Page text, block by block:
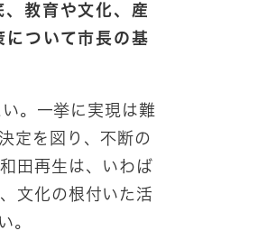
教育や文化、産
ついて市長の基
。一挙に実現は難
定を図り、不断の
田再生は、いわば
文化の根付いた活
。